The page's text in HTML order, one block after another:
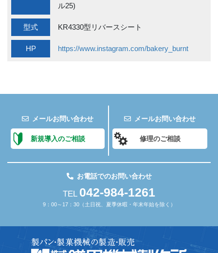
ル25)
型式 KR4330型リバースシート
HP https://www.instagram.com/bakery_burnt
メールお問い合わせ
新規導入のご相談
メールお問い合わせ
修理のご相談
お電話でのお問い合わせ
TEL 042-984-1261
9：00～17：30（土日祝、夏季休暇・年末年始を除く）